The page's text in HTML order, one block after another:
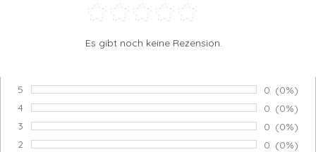
Es gibt noch keine Rezension.
5 Anzahl
0 (0%)
4 Anzahl
0 (0%)
3 Anzahl
0 (0%)
2 Anzahl
0 (0%)